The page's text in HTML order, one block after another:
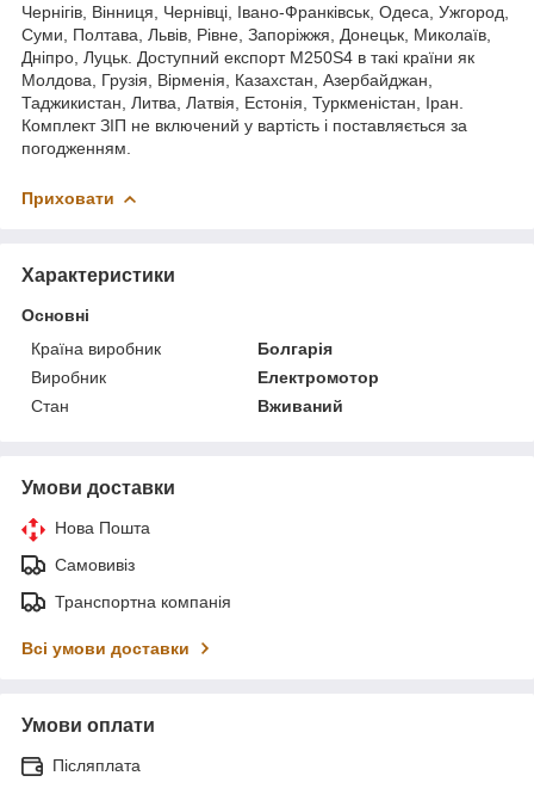
Чернігів, Вінниця, Чернівці, Івано-Франківськ, Одеса, Ужгород,
Суми, Полтава, Львів, Рівне, Запоріжжя, Донецьк, Миколаїв,
Дніпро, Луцьк. Доступний експорт М250Ѕ4 в такі країни як
Молдова, Грузія, Вірменія, Казахстан, Азербайджан,
Таджикистан, Литва, Латвія, Естонія, Туркменістан, Іран.
Комплект ЗІП не включений у вартість і поставляється за
погодженням.
Приховати
Характеристики
Основні
Країна виробник
Болгарія
Виробник
Електромотор
Стан
Вживаний
Умови доставки
Нова Пошта
Самовивіз
Транспортна компанія
Всі умови доставки
Умови оплати
Післяплата